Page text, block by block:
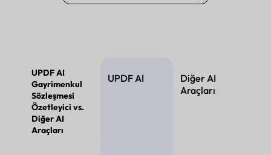
UPDF AI
Gayrimenkul
Sözleşmesi
Özetleyici vs.
Diğer AI
Araçları
UPDF AI
Diğer AI
Araçları